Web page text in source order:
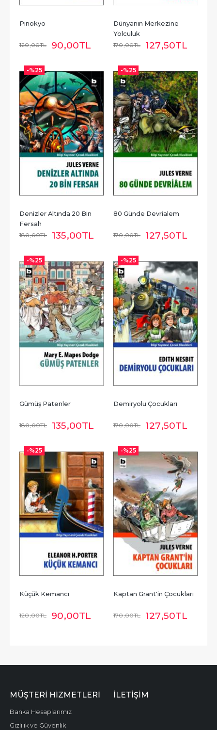
Pinokyo
120,00TL 90,00TL
Dünyanın Merkezine
Yolculuk
170,00TL 127,50TL
-%25
Denizler Altında 20 Bin
Fersah
180,00TL 135,00TL
-%25
80 Günde Devrialem
170,00TL 127,50TL
-%25
Gümüş Patenler
180,00TL 135,00TL
-%25
Demiryolu Çocukları
170,00TL 127,50TL
-%25
Küçük Kemancı
120,00TL 90,00TL
-%25
Kaptan Grant'in Çocukları
170,00TL 127,50TL
MÜŞTERI HIZMETLERI
Banka Hesaplarımız
Gizlilik ve Güvenlik
İLETIŞIM